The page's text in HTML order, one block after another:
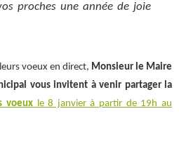
proches une année de joie
voeux en direct, Monsieur le Maire
vous invitent à venir partager la
voeuxle 8 janvier à partir de 19h au